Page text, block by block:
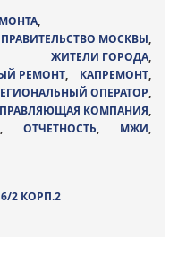
,
ПРАВИТЕЛЬСТВО МОСКВЫ,
ЖИТЕЛИ ГОРОДА,
РЕМОНТ, КАПРЕМОНТ,
ОПЕРАТОР,
КОМПАНИЯ,
, ОТЧЕТНОСТЬ, МЖИ,
2 КОРП.2